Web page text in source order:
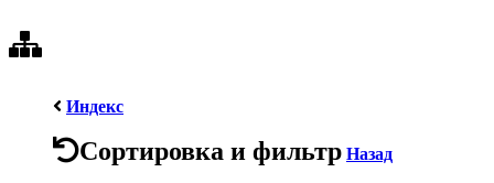
Индекс
Сортировка и фильтр Назад